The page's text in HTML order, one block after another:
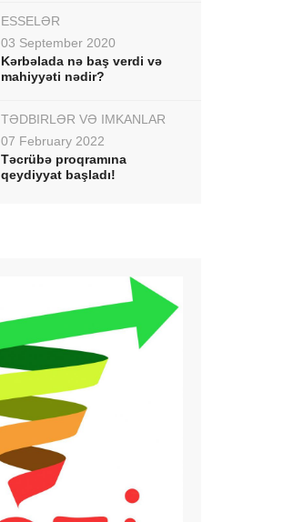
ESSELƏR
03 September 2020
Kərbəlada nə baş verdi və
mahiyyəti nədir?
TƏDBİRLƏR VƏ İMKANLAR
07 February 2022
Təcrübə proqramına
qeydiyyat başladı!